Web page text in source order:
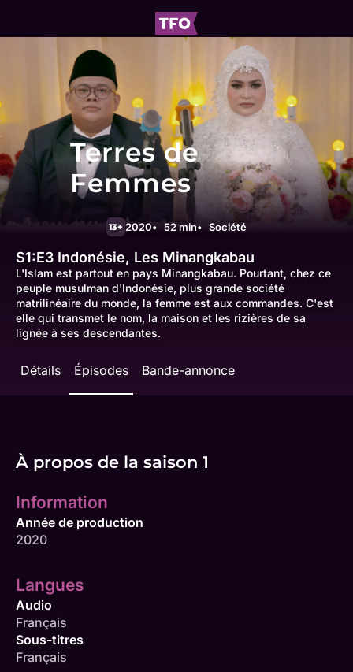
Terres de
Femmes
13+ 2020 52 min Société
S1:E3 Indonésie, Les Minangkabau
L'Islam est partout en pays Minangkabau. Pourtant, chez ce
peuple musulman d'Indonésie, plus grande société
matrilinéaire du monde, la femme est aux commandes. C'est
elle qui transmet le nom, la maison et les rizières de sa
lignée à ses descendantes.
Détails Épisodes Bande-annonce
À propos de la saison 1
Information
Année de production
2020
Langues
Audio
Français
Sous-titres
Français